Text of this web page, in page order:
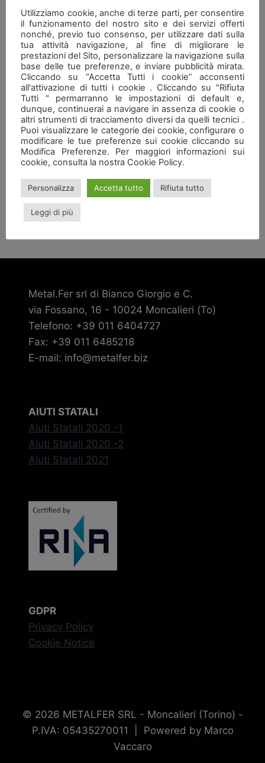
Metal.Fer srl di Bianco Giorgio e C.
via Fossano, 16 - 10024 Moncalieri (To)
Telefono: +39 011 6404727
Fax: +39 011 6485218
E-mail: info@metalfer.biz
AIUTI STATALI
Aiuti Statali 2020 -1
Aiuti Statali 2020 -2
Aiuti Statali 2021
GDPR
Privacy Policy
Cookie Notice
© 2026 METALFER SRL - Moncalieri (Torino) -
P.IVA: 05435270011 | Powered by Marco
Vaccaro
Utilizziamo cookie, anche di terze parti, per consentire
il funzionamento del nostro sito e dei servizi offerti
nonché, previo tuo consenso, per utilizzare dati sulla
tua attività navigazione, al fine di migliorare le
prestazioni del Sito, personalizzare la navigazione sulla
base delle tue preferenze, e inviare pubblicità mirata.
Cliccando su “Accetta Tutti i cookie” acconsenti
all'attivazione di tutti i cookie . Cliccando su "Rifiuta
Tutti " permarranno le impostazioni di default e,
dunque, continuerai a navigare in assenza di cookie o
altri strumenti di tracciamento diversi da quelli tecnici .
Puoi visualizzare le categorie dei cookie, configurare o
modificare le tue preferenze sui cookie cliccando su
Modifica Preferenze. Per maggiori informazioni sui
cookie, consulta la nostra Cookie Policy.
Personalizza Accetta tutto Rifiuta tutto
Leggi di più